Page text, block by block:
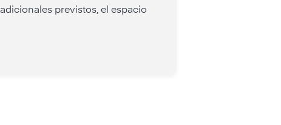
previstos, el espacio